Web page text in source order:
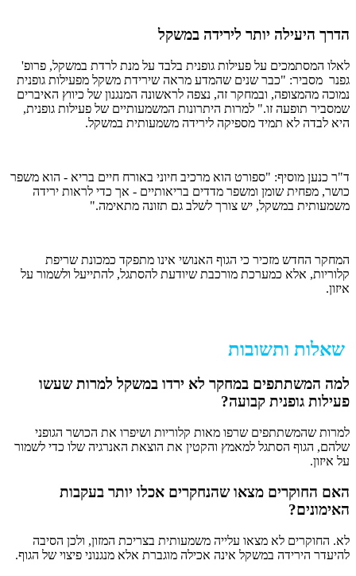
הדרך היעילה יותר לירידה במשקל
לאלו המסתמכים על פעילות גופנית בלבד על מנת לרדת במשקל, פרופ'
גפנר מסביר: "כבר שנים שהמדע מראה שירידת משקל מפעילות גופנית
נמוכה מהמצופה, ובמחקר זה, נצפה לראשונה המנגנון של כיווץ האיברים
שמסביר תופעה זו." למרות היתרונות המשמעותיים של פעילות גופנית,
היא לבדה לא תמיד מספיקה לירידה משמעותית במשקל.
ד"ר כנען מוסיף: "ספורט הוא מרכיב חיוני באורח חיים בריא - הוא משפר
כושר, מפחית שומן ומשפר מדדים בריאותיים - אך כדי לראות ירידה
משמעותית במשקל, יש צורך לשלב גם תזונה מתאימה."
המחקר החדש מזכיר כי הגוף האנושי אינו מתפקד כמכונת שריפת
קלוריות, אלא כמערכת מורכבת שיודעת להסתגל, להתייעל ולשמור על
איזון.
שאלות ותשובות
למה המשתתפים במחקר לא ירדו במשקל למרות שעשו
פעילות גופנית קבועה?
למרות שהמשתתפים שרפו מאות קלוריות ושיפרו את הכושר הגופני
שלהם, הגוף הסתגל למאמץ והקטין את הוצאת האנרגיה שלו כדי לשמור
על איזון.
האם החוקרים מצאו שהנחקרים אכלו יותר בעקבות
האימונים?
לא. החוקרים לא מצאו עלייה משמעותית בצריכת המזון, ולכן הסיבה
להיעדר הירידה במשקל אינה אכילה מוגברת אלא מנגנוני פיצוי של הגוף.